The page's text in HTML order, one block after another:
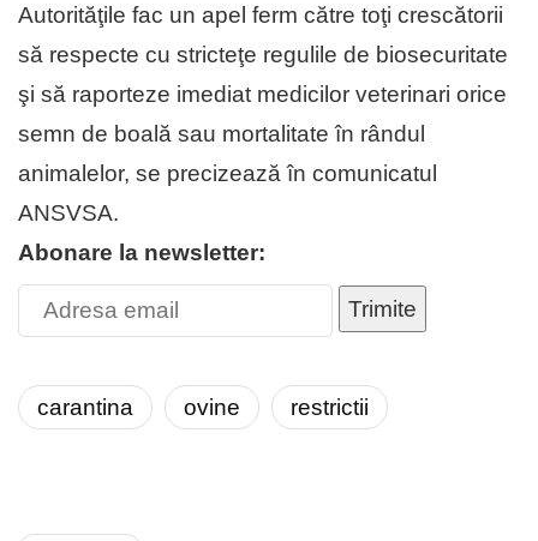
Autorităţile fac un apel ferm către toţi crescătorii
să respecte cu stricteţe regulile de biosecuritate
şi să raporteze imediat medicilor veterinari orice
semn de boală sau mortalitate în rândul
animalelor, se precizează în comunicatul
ANSVSA.
Abonare la newsletter:
Trimite
carantina ovine restrictii